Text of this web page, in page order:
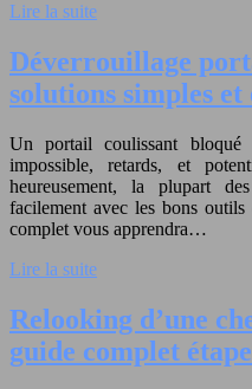
Lire la suite
Déverrouillage
solutions simples et
Un portail coulissant
impossible, retards, et
heureusement, la plupart
facilement avec les bons
complet vous apprendra…
Lire la suite
Relooking d’une
guide complet